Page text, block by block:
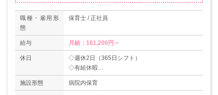
職種・雇用形
態
保育士 / 正社員
給与 月給：161,200円～
休日
◇週休2日（365日シフト）
◇有給休暇
＊年間休日数105日
施設形態 病院内保育